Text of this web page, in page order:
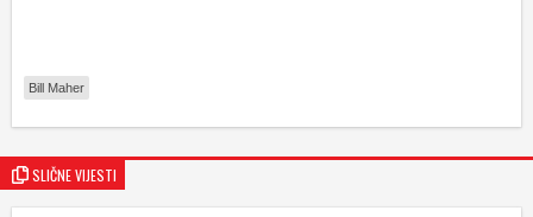
Bill Maher
SLIČNE VIJESTI